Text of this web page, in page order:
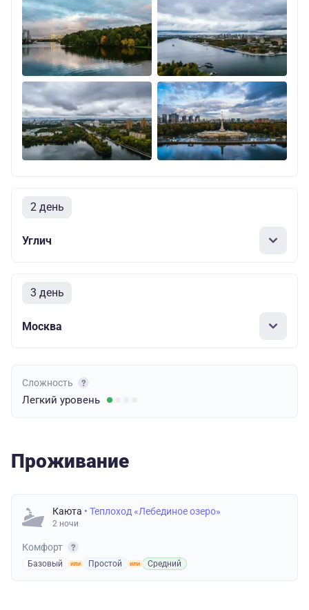
2 день
Углич
3 день
Москва
Сложность
Легкий уровень
Проживание
Каюта • Теплоход «Лебединое озеро»
2 ночи
Комфорт
Базовый Простой Средний